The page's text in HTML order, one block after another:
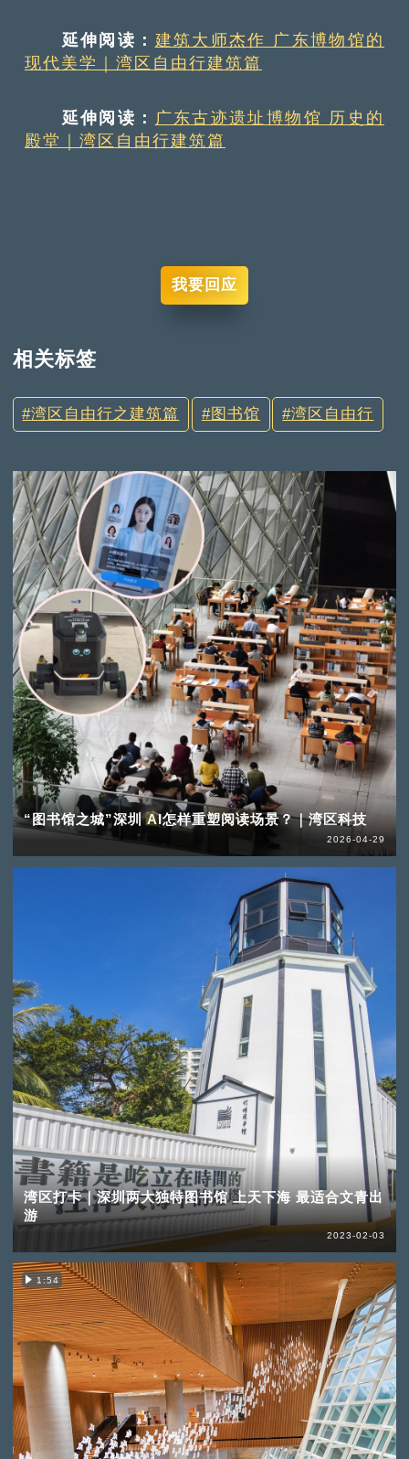
延伸阅读： 建筑大师杰作 广东博物馆的
现代美学｜湾区自由行建筑篇
延伸阅读： 广东古迹遗址博物馆 历史的
殿堂｜湾区自由行建筑篇
我要回应
相关标签
湾区自由行之建筑篇 图书馆 湾区自由行
“图书馆之城”深圳 AI怎样重塑阅读场景？｜湾区科技
2026-04-29
湾区打卡｜深圳两大独特图书馆 上天下海 最适合文青出
游
2023-02-03
1:54